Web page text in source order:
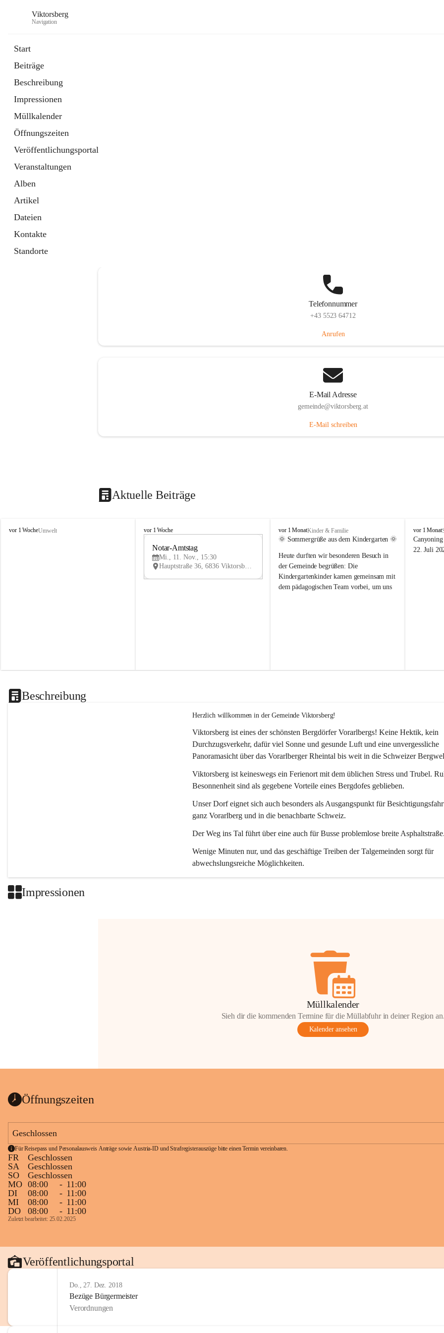
Viktorsberg
Navigation
Start
Beiträge
Beschreibung
Impressionen
Müllkalender
Öffnungszeiten
Veröffentlichungsportal
Veranstaltungen
Alben
Artikel
Dateien
Kontakte
Standorte
Telefonnummer
+43 5523 64712
Anrufen
E-Mail Adresse
gemeinde@viktorsberg.at
E-Mail schreiben
Aktuelle Beiträge
V
vor 1 WocheUmwelt
V
vor 1 Woche
V
Notar-Amtstag
Mi., 11. Nov., 15:30
Hauptstraße 36, 6836 Viktorsberg, AUT
V
i
t
o
r
s
vor 1 MonatKinder & Familie
🌞 Sommergrüße aus dem Kindergarten 🌞
Heute durften wir besonderen Besuch in
der Gemeinde begrüßen: Die
Kindergartenkinder kamen gemeinsam mit
dem pädagogischen Team vorbei, um uns
V
i
k
vor 1 Monat
22. Juli
Beschreibung
Herzlich willkommen in der Gemeinde Viktorsberg!
Viktorsberg ist eines der schönsten Bergdörfer Vorarlbergs! Keine Hektik, kein
Durchzugsverkehr, dafür viel Sonne und gesunde Luft und eine unvergessliche
Panoramasicht über das Vorarlberger Rheintal bis weit in die Schweizer
Viktorsberg ist keineswegs ein Ferienort mit dem üblichen Stress und Trubel.
Besonnenheit sind als gegebene Vorteile eines Bergdofes geblieben.
Unser Dorf eignet sich auch besonders als Ausgangspunkt für
ganz Vorarlberg und in die benachbarte Schweiz.
Der Weg ins Tal führt über eine auch für Busse problemlose breite
Wenige Minuten nur, und das geschäftige Treiben der Talgemeinden sorgt für
abwechslungsreiche Möglichkeiten.
Impressionen
Müllkalender
Sieh dir die kommenden Termine für die Müllabfuhr in deiner Region
Kalender ansehen
Öffnungszeiten
Geschlossen
Für Reisepass und Personalausweis Anträge sowie Austria-ID und Strafregisterauszüge bitte einen Termin vereinbaren.
FR
Geschlossen
SA
Geschlossen
SO
Geschlossen
MO 08:00 - 11:00
DI
08:00 - 11:00
MI
08:00 - 11:00
DO
08:00 - 11:00
Zuletzt bearbeitet: 25.02.2025
Veröffentlichungsportal
Do., 27. Dez. 2018
Bezüge Bürgermeister
Verordnungen